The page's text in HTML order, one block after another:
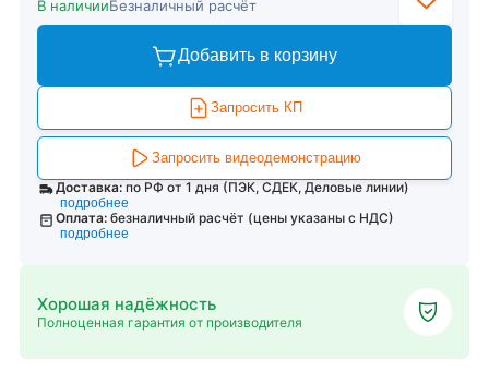
В наличииБезналичный расчёт
Добавить в корзину
Запросить КП
Запросить видеодемонстрацию
Доставка: по РФ от 1 дня (ПЭК, СДЕК, Деловые линии)
подробнее
Оплата: безналичный расчёт (цены указаны с НДС)
подробнее
Хорошая надёжность
Полноценная гарантия от производителя